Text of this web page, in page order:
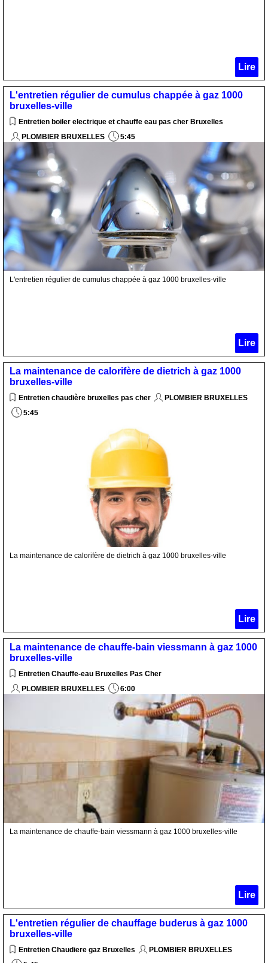
Lire
L'entretien régulier de cumulus chappée à gaz 1000
bruxelles-ville
Entretien boiler electrique et chauffe eau pas cher Bruxelles
PLOMBIER BRUXELLES
5:45
L'entretien régulier de cumulus chappée à gaz 1000 bruxelles-ville
Lire
La maintenance de calorifère de dietrich à gaz 1000
bruxelles-ville
Entretien chaudière bruxelles pas cher
PLOMBIER BRUXELLES
5:45
La maintenance de calorifère de dietrich à gaz 1000 bruxelles-ville
Lire
La maintenance de chauffe-bain viessmann à gaz 1000
bruxelles-ville
Entretien Chauffe-eau Bruxelles Pas Cher
PLOMBIER BRUXELLES
6:00
La maintenance de chauffe-bain viessmann à gaz 1000 bruxelles-ville
Lire
L'entretien régulier de chauffage buderus à gaz 1000
bruxelles-ville
Entretien Chaudiere gaz Bruxelles
PLOMBIER BRUXELLES